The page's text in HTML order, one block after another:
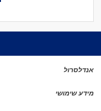
אנדלסרול
מידע שימושי